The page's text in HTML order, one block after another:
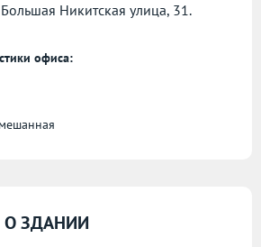
Никитская улица, 31.
офиса:
ЗДАНИИ